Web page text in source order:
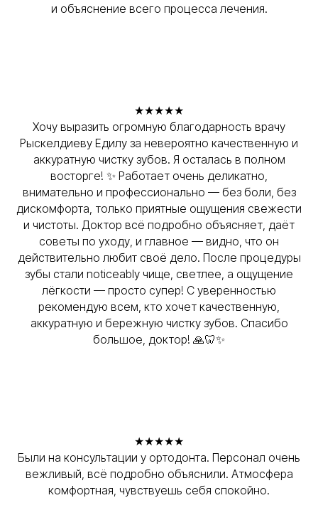
и объяснение всего процесса лечения.
★★★★★
Хочу выразить огромную благодарность врачу
Рыскелдиеву Едилу за невероятно качественную и
аккуратную чистку зубов. Я осталась в полном
восторге! ✨ Работает очень деликатно,
внимательно и профессионально — без боли, без
дискомфорта, только приятные ощущения свежести
и чистоты. Доктор всё подробно объясняет, даёт
советы по уходу, и главное — видно, что он
действительно любит своё дело. После процедуры
зубы стали noticeably чище, светлее, а ощущение
лёгкости — просто супер! С уверенностью
рекомендую всем, кто хочет качественную,
аккуратную и бережную чистку зубов. Спасибо
большое, доктор! 🙏🦷✨
★★★★★
Были на консультации у ортодонта. Персонал очень
вежливый, всё подробно объяснили. Атмосфера
комфортная, чувствуешь себя спокойно.